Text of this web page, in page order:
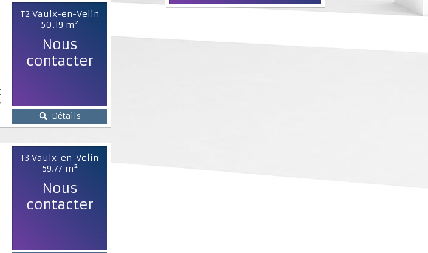
T2 Vaulx-en-Velin
50.19 m²
Nous
contacter
Détails
T3 Vaulx-en-Velin
59.77 m²
Nous
contacter